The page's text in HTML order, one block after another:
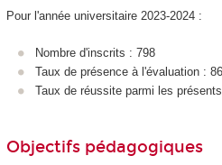
Pour l'année universitaire 2023-2024 :
Nombre d'inscrits : 798
Taux de présence à l'évaluation :
Taux de réussite parmi les
Objectifs pédagogiques